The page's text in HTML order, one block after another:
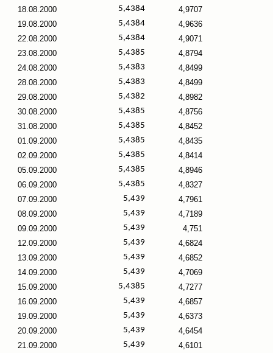
18.08.2000
5,4384
4,9707
19.08.2000
5,4384
4,9636
22.08.2000
5,4384
4,9071
23.08.2000
5,4385
4,8794
24.08.2000
5,4383
4,8499
28.08.2000
5,4383
4,8499
29.08.2000
5,4382
4,8982
30.08.2000
5,4385
4,8756
31.08.2000
5,4385
4,8452
01.09.2000
5,4385
4,8435
02.09.2000
5,4385
4,8414
05.09.2000
5,4385
4,8946
06.09.2000
5,4385
4,8327
07.09.2000
5,439
4,7961
08.09.2000
5,439
4,7189
09.09.2000
5,439
4,751
12.09.2000
5,439
4,6824
13.09.2000
5,439
4,6852
14.09.2000
5,439
4,7069
15.09.2000
5,4385
4,7277
16.09.2000
5,439
4,6857
19.09.2000
5,439
4,6373
20.09.2000
5,439
4,6454
21.09.2000
5,439
4,6101